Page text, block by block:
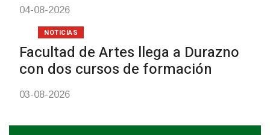
Inauguran
Republicana en Durazno